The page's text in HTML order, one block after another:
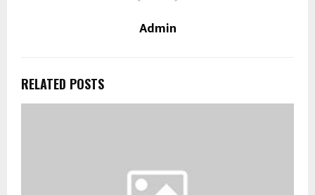
Admin
RELATED POSTS